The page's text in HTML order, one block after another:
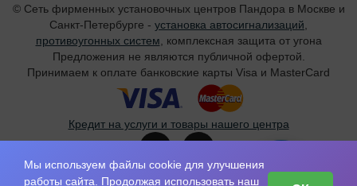
© Сеть фирменных установочных центров Пандора в Москве и
Санкт-Петербурге - установка автосигнализаций,
противоугонных систем, комплексная защита от угона
Предложения не являются публичной офертой.
Принимаем к оплате банковские карты Visa и MasterCard
Кредит на услуги и товары нашего центра
Санкт-Петербург:+7 (812) 455-40-35
Мы используем файлы cookie для улучшения
работы сайта. Продолжая использовать наш